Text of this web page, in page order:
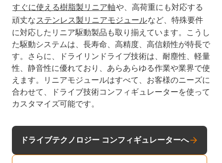
すぐに使える樹脂製リニア軸や、高荷重にも対応する
頑丈なステンレス製リニアモジュールなど、特殊要件
に対応したリニア駆動製品も取り揃えています。こうし
た駆動システムは、長寿命、高精度、高信頼性が特長で
す。さらに、ドライリンドライブ技術は、耐塵性、軽量
性、静音性に優れており、あらあらゆる作業や業界で使
えます。リニアモジュールはすべて、お客様のニーズに
合わせて、ドライブ技術コンフィギュレーターを使って
カスタマイズ可能です。
ドライブテクノロジー コンフィギュレーターへ